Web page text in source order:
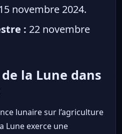
15 novembre 2024.
: 22 novembre
la Lune dans
lunaire sur l’agriculture
Lune exerce une